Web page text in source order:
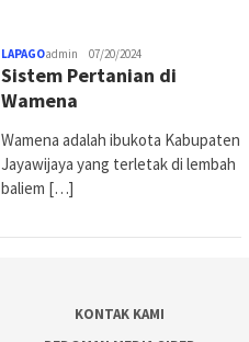
LAPAGOadmin 07/20/2024
Sistem Pertanian di
Wamena
Wamena adalah ibukota Kabupaten
Jayawijaya yang terletak di lembah
baliem […]
KONTAK KAMI